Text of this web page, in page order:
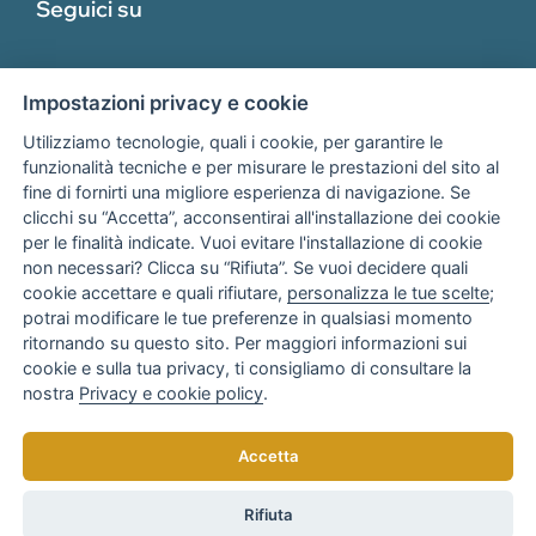
•Abruzzo
•Campania
•Friuli-Venezia Giulia
•Lazio
•Liguria
•Marche
•Molise
• Piemonte
•Puglia
•Sardegna
•Sicilia
•Toscana
•Umbria
•Veneto
ammissibili solo programmi che vengono realizzati
Seguici su
Associato
AR Consulenza Bari
Impostazioni privacy e cookie
Utilizziamo tecnologie, quali i cookie, per garantire le
funzionalità tecniche e per misurare le prestazioni del sito al
fine di fornirti una migliore esperienza di navigazione. Se
clicchi su “Accetta”, acconsentirai all'installazione dei cookie
per le finalità indicate. Vuoi evitare l'installazione di cookie
non necessari? Clicca su “Rifiuta”. Se vuoi decidere quali
cookie accettare e quali rifiutare, personalizza le tue scelte;
potrai modificare le tue preferenze in qualsiasi momento
ritornando su questo sito. Per maggiori informazioni sui
cookie e sulla tua privacy, ti consigliamo di consultare la
nostra Privacy e cookie policy.
Accetta
Rifiuta